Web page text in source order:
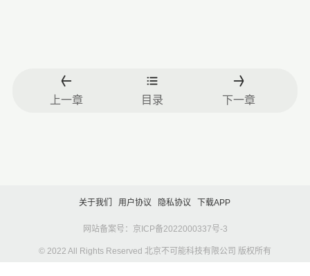
上一章 目录 下一章
关于我们 用户协议 隐私协议 下载APP
网站备案号：京ICP备2022000337号-3
© 2022 All Rights Reserved 北京不可能科技有限公司 版权所有